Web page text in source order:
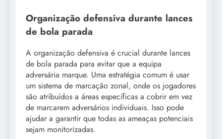
Organização defensiva durante lances
de bola parada
A organização defensiva é crucial durante lances
de bola parada para evitar que a equipa
adversária marque. Uma estratégia comum é usar
um sistema de marcação zonal, onde os jogadores
são atribuídos a áreas específicas a cobrir em vez
de marcarem adversários individuais. Isso pode
ajudar a garantir que todas as ameaças potenciais
sejam monitorizadas.